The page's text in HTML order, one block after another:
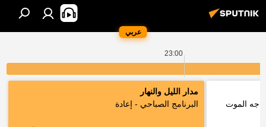
عربي
23:00
الموت
مدار الليل والنهار
البرنامج الصباحي - إعادة